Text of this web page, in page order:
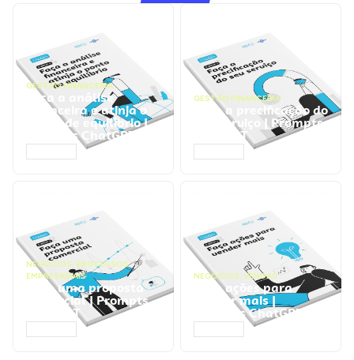
GESTÃO FINANCEIRA
Faça a análise
financeira e atinja o
ponto de equilíbrio |
Prompts ChatGPT
GESTÃO FINANCEIRA
Faça a precificação do
seu serviço | Prompts
ChatGPT
NEGÓCIOS, PROCESSOS
EMPRESARIAIS
Faça uma proposta
comercial | Prompts
ChatGPT
NEGÓCIOS, VENDAS
Faça ações para
vender mais |
Prompts ChatGPT